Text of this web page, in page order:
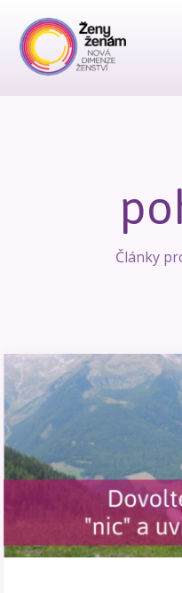
Články